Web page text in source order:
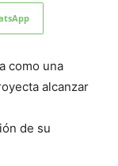
como una
alcanzar
de su